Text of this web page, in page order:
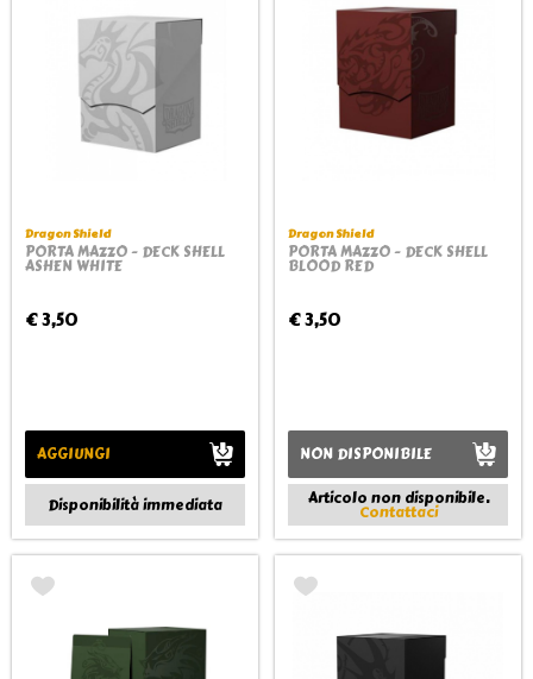
Dragon Shield
PORTA MAZZO - DECK SHELL
ASHEN WHITE
€ 3,50
AGGIUNGI
Disponibilità immediata
Dragon Shield
PORTA MAZZO - DECK SHELL
BLOOD RED
€ 3,50
NON DISPONIBILE
Articolo non disponibile.
Contattaci